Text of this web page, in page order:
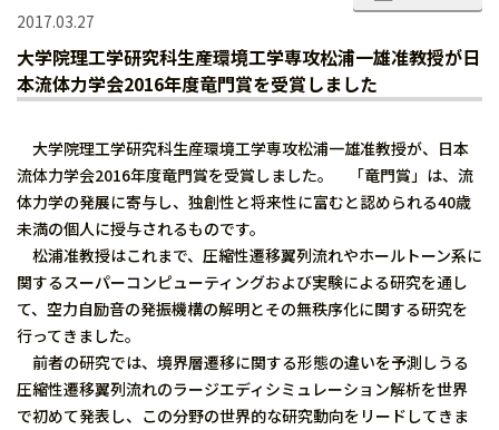
2017.03.27
大学院理工学研究科生産環境工学専攻松浦一雄准教授が日
本流体力学会2016年度竜門賞を受賞しました
大学院理工学研究科生産環境工学専攻松浦一雄准教授が、日本
流体力学会2016年度竜門賞を受賞しました。 「竜門賞」は、流
体力学の発展に寄与し、独創性と将来性に富むと認められる40歳
未満の個人に授与されるものです。
松浦准教授はこれまで、圧縮性遷移翼列流れやホールトーン系に
関するスーパーコンピューティングおよび実験による研究を通し
て、空力自励音の発振機構の解明とその無秩序化に関する研究を
行ってきました。
前者の研究では、境界層遷移に関する形態の違いを予測しうる
圧縮性遷移翼列流れのラージエディシミュレーション解析を世界
で初めて発表し、この分野の世界的な研究動向をリードしてきま